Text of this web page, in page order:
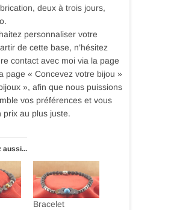
deux à trois jours,
personnaliser votre
de cette base, n’hésitez
contact avec moi via la page
page « Concevez votre bijou »
», afin que nous puissions
vos préférences et vous
prix au plus juste.
aussi...
Bracelet